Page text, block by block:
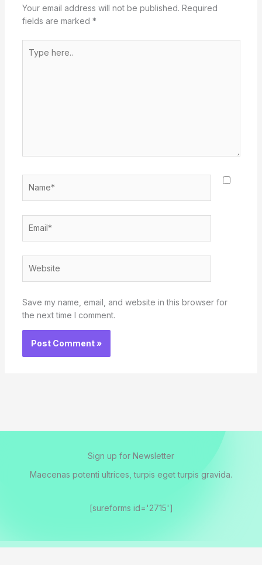
Your email address will not be published. Required
fields are marked *
here..
Save my name, email, and website in this browser for
the next time I comment.
Sign up for Newsletter
Maecenas potenti ultrices, turpis eget turpis gravida.
[sureforms id='2715']